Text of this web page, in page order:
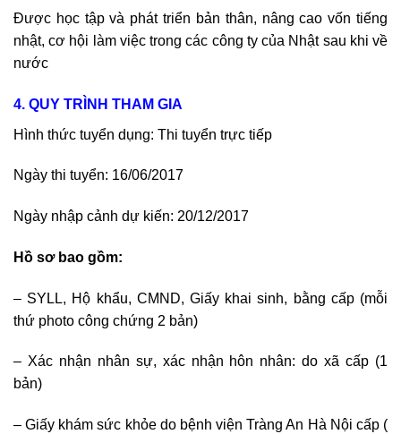
Được học tập và phát triển bản thân, nâng cao vốn tiếng
nhật, cơ hội làm việc trong các công ty của Nhật sau khi về
nước
4. QUY TRÌNH THAM GIA
Hình thức tuyển dụng: Thi tuyển trực tiếp
Ngày thi tuyển: 16/06/2017
Ngày nhập cảnh dự kiến: 20/12/2017
Hồ sơ bao gồm:
– SYLL, Hộ khẩu, CMND, Giấy khai sinh, bằng cấp (mỗi
thứ photo công chứng 2 bản)
– Xác nhận nhân sự, xác nhận hôn nhân: do xã cấp (1
bản)
– Giấy khám sức khỏe do bệnh viện Tràng An Hà Nội cấp (